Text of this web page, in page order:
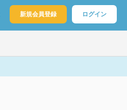
新規会員登録 ログイン